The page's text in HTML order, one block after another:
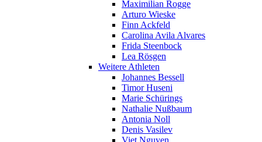
Maximilian Rogge
Arturo Wieske
Finn Ackfeld
Carolina Avila Alvares
Frida Steenbock
Lea Rösgen
Weitere Athleten
Johannes Bessell
Timor Huseni
Marie Schürings
Nathalie Nußbaum
Antonia Noll
Denis Vasilev
Viet Nguyen